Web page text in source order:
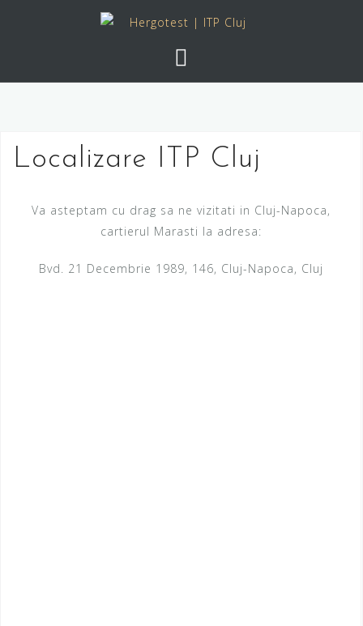
Localizare ITP Cluj
Va asteptam cu drag sa ne vizitati in Cluj-Napoca,
cartierul Marasti la adresa:
Bvd. 21 Decembrie 1989, 146, Cluj-Napoca, Cluj